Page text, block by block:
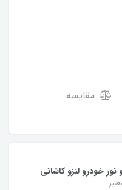
مقایسه
خودرو لنزو کاشانی